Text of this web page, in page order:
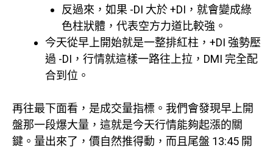
反過來，如果 -DI 大於 +DI，就會變成綠
色柱狀體，代表空方力道比較強。
今天從早上開始就是一整排紅柱，+DI 強勢壓
過 -DI，行情就這樣一路往上拉，DMI 完全配
合到位。
再往最下面看，是成交量指標。我們會發現早上開
盤那一段爆大量，這就是今天行情能夠起漲的關
鍵。量出來了，價自然推得動，而且尾盤 13:45 開